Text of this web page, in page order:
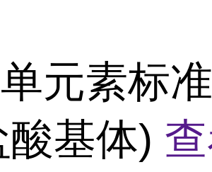
元素标
基体)